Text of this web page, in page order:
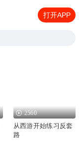
打开APP
2560
从西游开始练习反套
路